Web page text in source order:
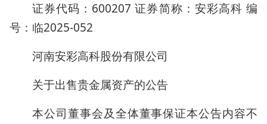
证券代码：600207 证券简称：安彩高科 编
号：临2025-052
河南安彩高科股份有限公司
关于出售贵金属资产的公告
本公司董事会及全体董事保证本公告内容不